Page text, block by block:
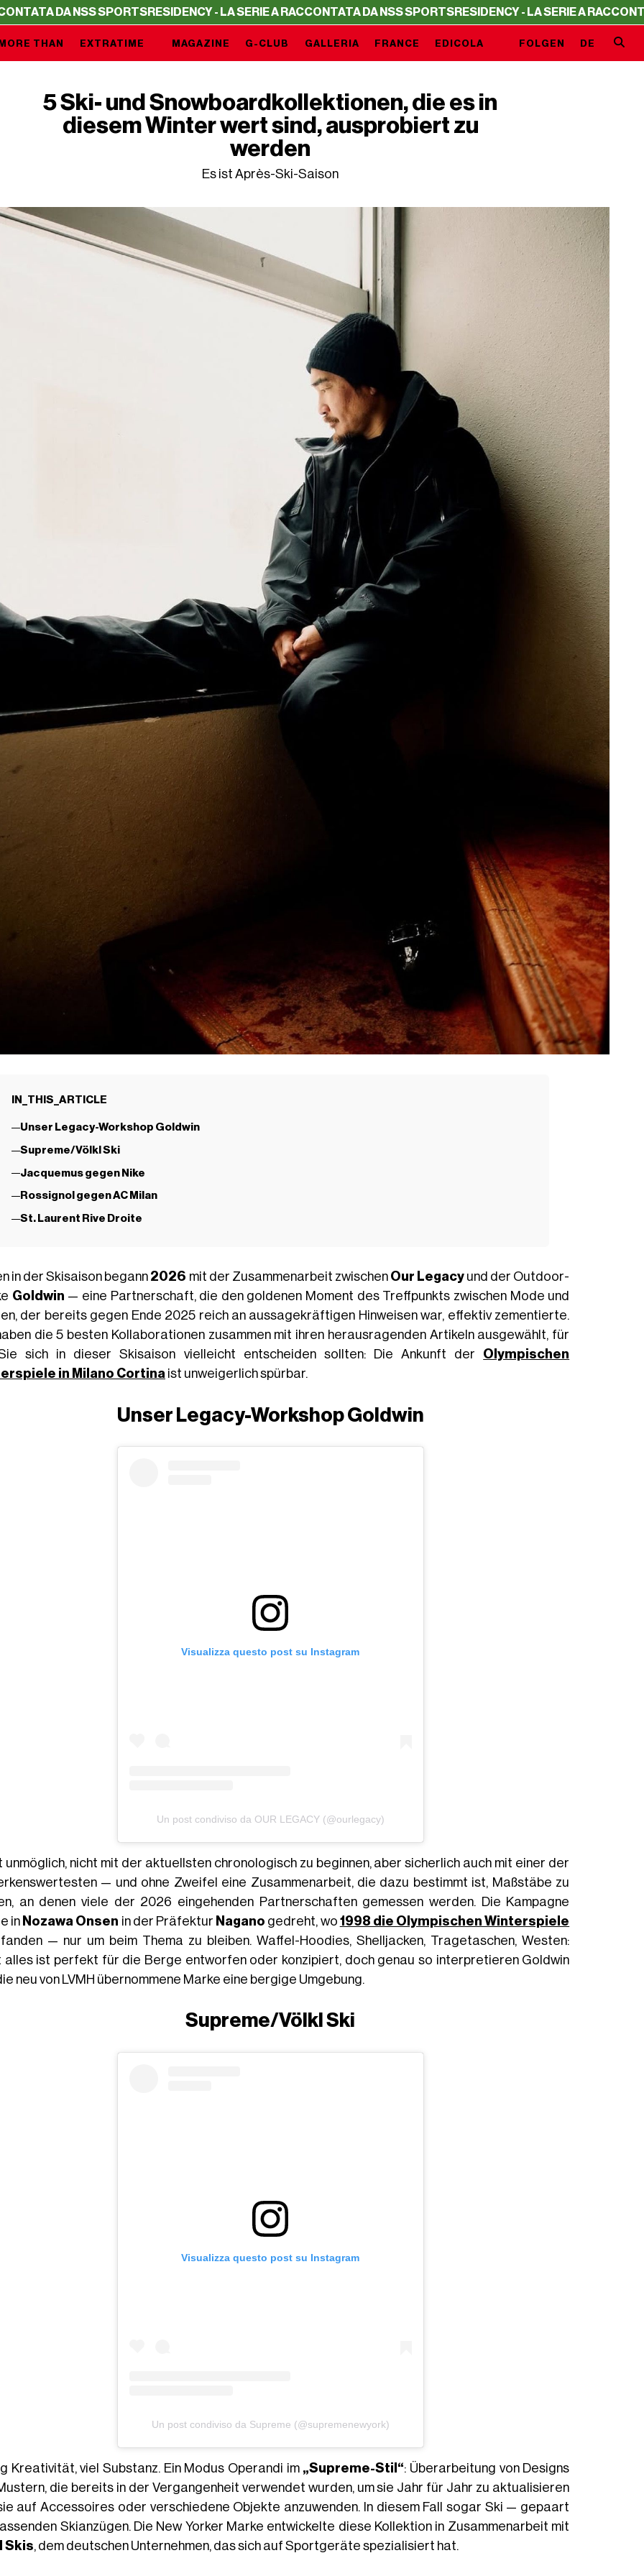
DA NSS SPORTSRESIDENCY - LA SERIE A RACCONTATA DA NSS SPORTSRESIDENCY - LA SERIE A RACCONTATA
EXTRATIME
THAN MAGAZINE G-CLUB GALLERIA FRANCE EDICOLA FOLGEN DE
5 Ski- und Snowboardkollektionen, die es in
diesem Winter wert sind, ausprobiert zu
werden
Es ist Après-Ski-Saison
IN_THIS_ARTICLE
Unser Legacy-Workshop Goldwin
Supreme/Völkl Ski
Jacquemus gegen Nike
Rossignol gegen AC Milan
St. Laurent Rive Droite
in der Skisaison begann 2026 mit der Zusammenarbeit zwischen Our Legacyund der Outdoor-
Goldwin — eine Partnerschaft, die den goldenen Moment des Treffpunkts zwischen Mode und
der bereits gegen Ende 2025 reich an aussagekräftigen Hinweisen war, effektiv zementierte.
die 5 besten Kollaborationen zusammen mit ihren herausragenden Artikeln ausgewählt, für
sich in dieser Skisaison vielleicht entscheiden sollten: Die Ankunft der Olympischen
in Milano Cortina ist unweigerlich spürbar.
Unser Legacy-Workshop Goldwin
Visualizza questo post su Instagram
Un post condiviso da OUR LEGACY (@ourlegacy)
unmöglich, nicht mit der aktuellsten chronologisch zu beginnen, aber sicherlich auch mit einer der
— und ohne Zweifel eine Zusammenarbeit, die dazu bestimmt ist, Maßstäbe zu
an denen viele der 2026 eingehenden Partnerschaften gemessen werden. Die Kampagne
in Nozawa Onsen in der Präfektur Nagano gedreht, wo 1998 die Olympischen Winterspiele
— nur um beim Thema zu bleiben. Waffel-Hoodies, Shelljacken, Tragetaschen, Westen:
alles ist perfekt für die Berge entworfen oder konzipiert, doch genau so interpretieren Goldwin
neu von LVMH übernommene Marke eine bergige Umgebung.
Supreme/Völkl Ski
Visualizza questo post su Instagram
Un post condiviso da Supreme (@supremenewyork)
Kreativität, viel Substanz. Ein Modus Operandi im „Supreme-Stil“: Überarbeitung von Designs
die bereits in der Vergangenheit verwendet wurden, um sie Jahr für Jahr zu aktualisieren
auf Accessoires oder verschiedene Objekte anzuwenden. In diesem Fall sogar Ski — gepaart
Skianzügen. Die New Yorker Marke entwickelte diese Kollektion in Zusammenarbeit mit
Skis, dem deutschen Unternehmen, das sich auf Sportgeräte spezialisiert hat.